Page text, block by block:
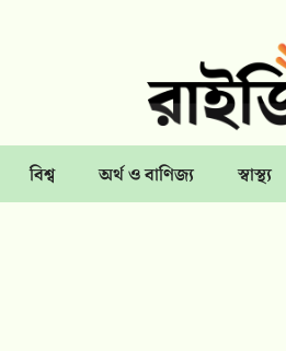
বিশ্ব অর্থ ও বাণিজ্য স্বাস্থ্য